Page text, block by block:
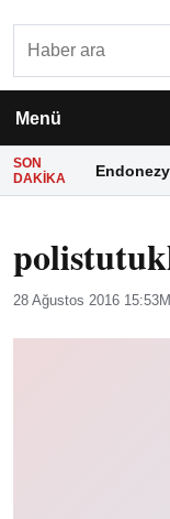
Menü
SON
DAKIKA
28 Ağustos 2016 15:53